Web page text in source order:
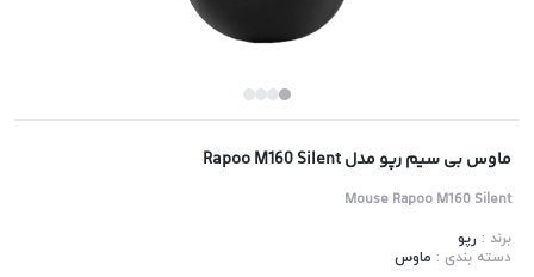
ماوس بی سیم رپو مدل Rapoo M160 Silent
Mouse Rapoo M160 Silent
برند : رپو
دسته بندی : ماوس